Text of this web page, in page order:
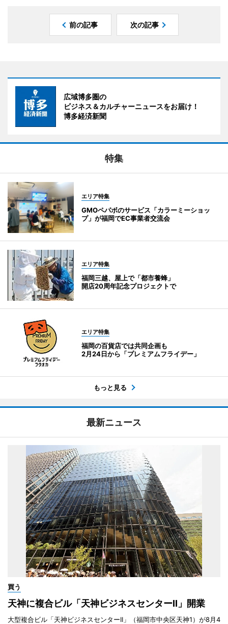
前の記事 次の記事
広域博多圏の
ビジネス＆カルチャーニュースをお届け！
博多経済新聞
特集
エリア特集
GMOペパボのサービス「カラーミーショッ
プ」が福岡でEC事業者交流会
エリア特集
福岡三越、屋上で「都市養蜂」
開店20周年記念プロジェクトで
エリア特集
福岡の百貨店では共同企画も
2月24日から「プレミアムフライデー」
もっと見る
最新ニュース
買う
天神に複合ビル「天神ビジネスセンターII」開業
大型複合ビル「天神ビジネスセンターII」（福岡市中央区天神1）が8月4